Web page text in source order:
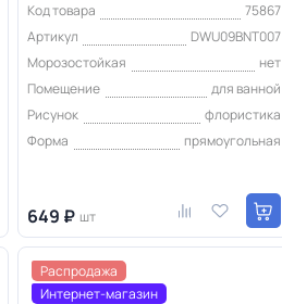
Код товара
75867
Артикул
DWU09BNT007
Морозостойкая
нет
Помещение
для ванной
Рисунок
флористика
Форма
прямоугольная
649 ₽ шт
Распродажа
Интернет-магазин